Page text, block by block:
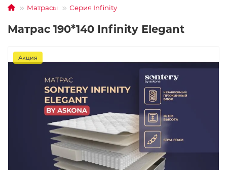
Матрасы Серия Infinity
Матрас 190*140 Infinity Elegant
Акция